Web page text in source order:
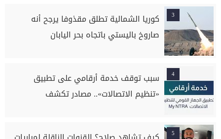
3
كوريا الشمالية تطلق مقذوفا يرجح أنه
صاروخ باليستي باتجاه بحر اليابان
4
سبب توقف خدمة أرقامي على تطبيق
«تنظيم الاتصالات».. مصادر تكشف
5